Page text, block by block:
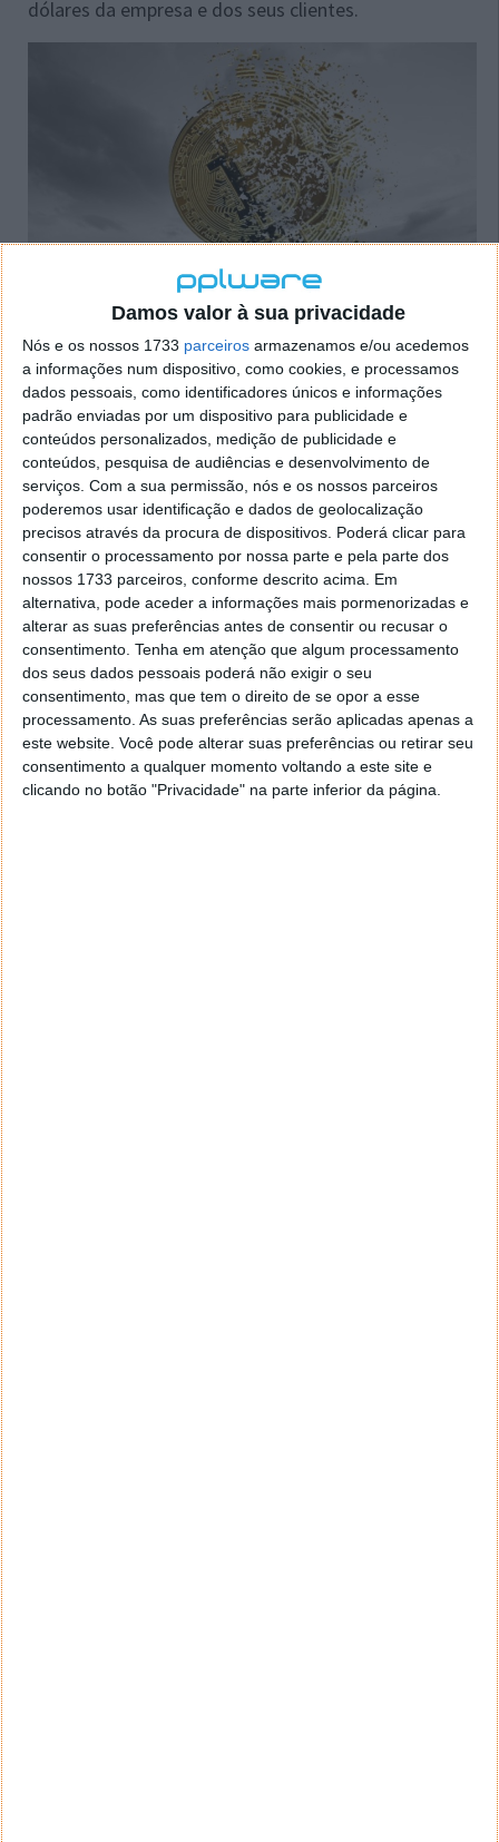
Damos valor à sua privacidade
Nós e os nossos 1733 parceiros armazenamos e/ou acedemos
a informações num dispositivo, como cookies, e processamos
dados pessoais, como identificadores únicos e informações
padrão enviadas por um dispositivo para publicidade e
conteúdos personalizados, medição de publicidade e
conteúdos, pesquisa de audiências e desenvolvimento de
serviços. Com a sua permissão, nós e os nossos parceiros
poderemos usar identificação e dados de geolocalização
precisos através da procura de dispositivos. Poderá clicar para
consentir o processamento por nossa parte e pela parte dos
nossos 1733 parceiros, conforme descrito acima. Em
alternativa, pode aceder a informações mais pormenorizadas e
alterar as suas preferências antes de consentir ou recusar o
consentimento. Tenha em atenção que algum processamento
dos seus dados pessoais poderá não exigir o seu
consentimento, mas que tem o direito de se opor a esse
processamento. As suas preferências serão aplicadas apenas a
este website. Você pode alterar suas preferências ou retirar seu
consentimento a qualquer momento voltando a este site e
clicando no botão "Privacidade" na parte inferior da página.
dólares da empresa e dos seus clientes.
Starbucks irá aceitar pagamentos em
Bitcoin já a partir de 2020
29 OUT 2019 ·NOTÍCIAS 15 COMENTÁRIOS
O Starbucks é a maior rede de cafés do mundo e em
breve irá aceitar pagamentos em Bitcoin! Tal irá
decorrer já a partir de 2020, através da Bakkt de Wall
Street.
Este serviço da empresa estará ao dispor de milhões
de consumidores em todo o mundo, algo que poderá
elevar a adoção das criptomoedas no quotidiano.